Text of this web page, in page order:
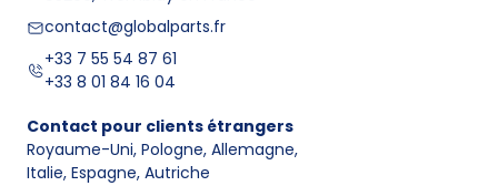
contact@globalparts.fr
+33 7 55 54 87 61
+33 8 01 84 16 04
Contact pour clients étrangers
Royaume-Uni, Pologne, Allemagne,
Italie, Espagne, Autriche